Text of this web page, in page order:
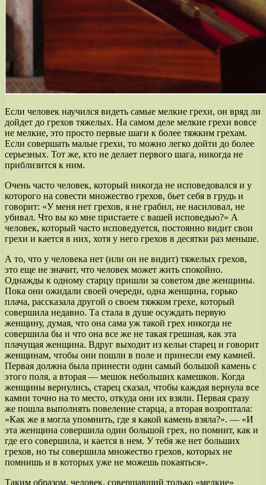
Если человек научился видеть самые мелкие грехи, он вряд ли
дойдет до грехов тяжелых. На самом деле мелкие грехи вовсе
не мелкие, это просто первые шаги к более тяжким грехам.
Если совершать малые грехи, то можно легко дойти до более
серьезных. Тот же, кто не делает первого шага, никогда не
приблизится к ним.
Очень часто человек, который никогда не исповедовался и у
которого на совести множество грехов, бьет себя в грудь и
говорит: «У меня нет грехов, я не грабил, не насиловал, не
убивал. Что вы ко мне пристаете с вашей исповедью?» А
человек, который часто исповедуется, постоянно видит свои
грехи и кается в них, хотя у него грехов в десятки раз меньше.
А то, что у человека нет (или он не видит) тяжелых грехов,
это еще не значит, что человек может жить спокойно.
Однажды к одному старцу пришли за советом две женщины.
Пока они ожидали своей очереди, одна женщина, горько
плача, рассказала другой о своем тяжком грехе, который
совершила недавно. Та стала в душе осуждать первую
женщину, думая, что она сама уж такой грех никогда не
совершила бы и что она все же не такая грешная, как эта
плачущая женщина. Вдруг выходит из кельи старец и говорит
женщинам, чтобы они пошли в поле и принесли ему камней.
Первая должна была принести один самый большой камень с
этого поля, а вторая — мешок небольших камешков. Когда
женщины вернулись, старец сказал, чтобы каждая вернула все
камни точно на то место, откуда они их взяли. Первая сразу
же пошла выполнять повеление старца, а вторая возроптала:
«Как же я могла упомнить, где я какой камень взяла?». — «И
эта женщина совершила один большой грех, но помнит, как и
где его совершила, и кается в нем. У тебя же нет больших
грехов, но ты совершила множество грехов, которых не
помнишь и в которых уже не можешь покаяться».
Таким образом, человек, совершавший только «мелкие»